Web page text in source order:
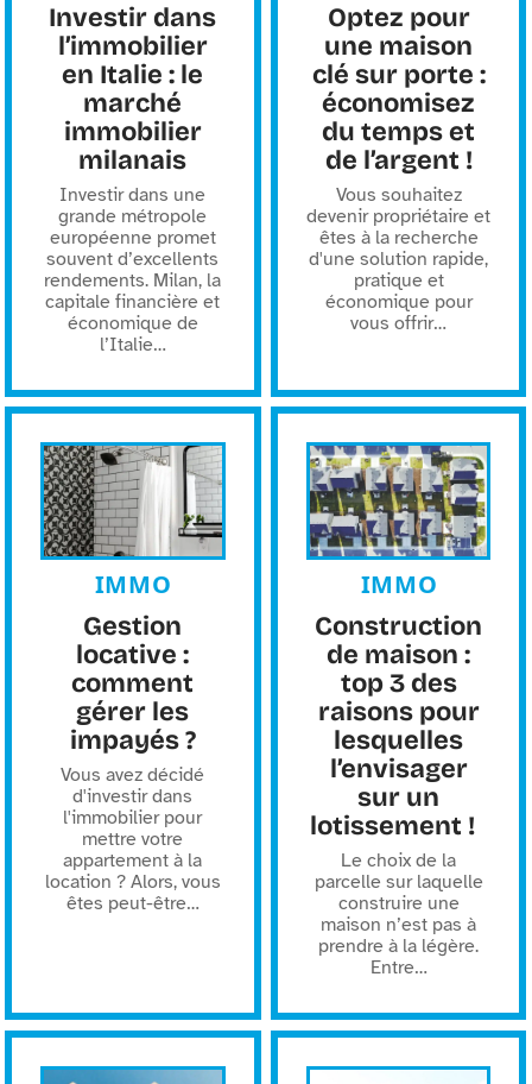
Investir dans
l’immobilier
en Italie : le
marché
immobilier
milanais
Investir dans une
grande métropole
européenne promet
souvent d’excellents
rendements. Milan, la
capitale financière et
économique de
l’Italie…
Optez pour
une maison
clé sur porte :
économisez
du temps et
de l’argent !
Vous souhaitez
devenir propriétaire et
êtes à la recherche
d'une solution rapide,
pratique et
économique pour
vous offrir…
IMMO
Gestion
locative :
comment
gérer les
impayés ?
Vous avez décidé
d'investir dans
l'immobilier pour
mettre votre
appartement à la
location ? Alors, vous
êtes peut-être…
IMMO
Construction
de maison :
top 3 des
raisons pour
lesquelles
l’envisager
sur un
lotissement !
Le choix de la
parcelle sur laquelle
construire une
maison n’est pas à
prendre à la légère.
Entre…